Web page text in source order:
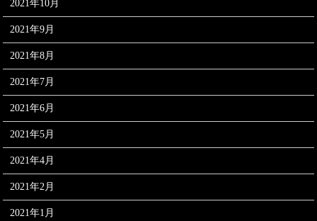
2021年10月
2021年9月
2021年8月
2021年7月
2021年6月
2021年5月
2021年4月
2021年2月
2021年1月